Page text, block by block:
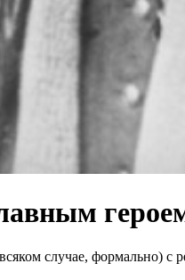
случае, формально) с